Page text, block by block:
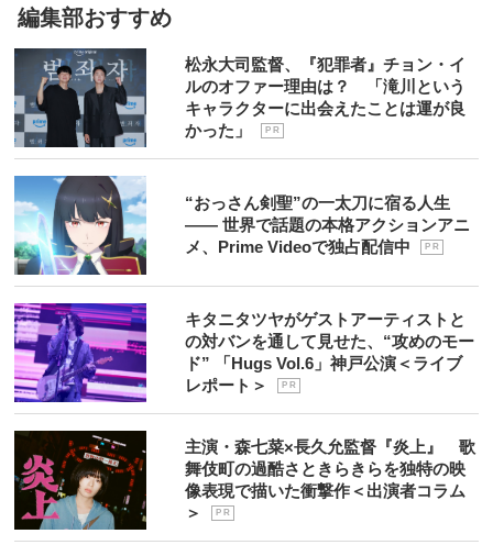
編集部おすすめ
松永大司監督、『犯罪者』チョン・イ
ルのオファー理由は？ 「滝川という
キャラクターに出会えたことは運が良
かった」
P R
“おっさん剣聖”の一太刀に宿る人生
―― 世界で話題の本格アクションアニ
メ、Prime Videoで独占配信中
P R
キタニタツヤがゲストアーティストと
の対バンを通して見せた、“攻めのモー
ド” 「Hugs Vol.6」神戸公演＜ライブ
レポート＞
P R
主演・森七菜×長久允監督『炎上』 歌
舞伎町の過酷さときらきらを独特の映
像表現で描いた衝撃作＜出演者コラム
＞
P R